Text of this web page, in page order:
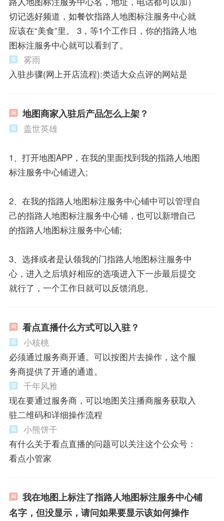
切记选好频道，如餐饮指路人地图标注服务中心就
应该在“美食”里。 3，等1个工作日，你的指路人地
图标注服务中心就可以看到了。
雾雨
入驻步骤(网上开店流程):类适大众点评的网站是
地图商家入驻后产品怎么上架？
盖世英雄
1、打开地图APP，在我的里面找到我的指路人地图
标注服务中心铺进入;
2、在我的指路人地图标注服务中心铺中可以管理自
己的指路人地图标注服务中心铺，也可以新增自己
的指路人地图标注服务中心铺;
3、选择或者是认领我的门指路人地图标注服务中
心，进入之后填好相应的选项进入下一步最后提交
就行了，一个工作日就可以反馈消息。
看点直播什么方式可以入驻？
小核桃
必须通过服务商开通。可以按图片去操作，这个服
务商提供了开通的通道。
千年风雅
现在要通过服务商，可以地图关注播商服务获取入
驻二维码和详细操作流程
小熊饼干
有什么关于看点直播的问题可以关注这个公众号：
看点小管家
我在地图上标注了指路人地图标注服务中心铺
名字，但没显示，请问如果要显示该如何操作